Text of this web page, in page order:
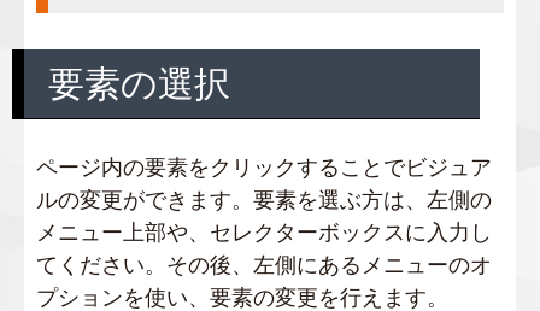
要素の選択
ページ内の要素をクリックすることでビジュア
ルの変更ができます。要素を選ぶ方は、左側の
メニュー上部や、セレクターボックスに入力し
てください。その後、左側にあるメニューのオ
プションを使い、要素の変更を行えます。